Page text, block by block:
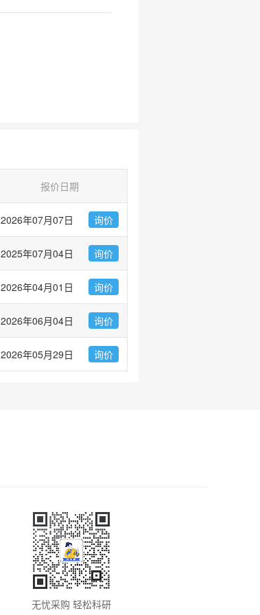
报价日期
2026年07月07日 询价
2025年07月04日 询价
2026年04月01日 询价
2026年06月04日 询价
2026年05月29日 询价
无忧采购 轻松科研